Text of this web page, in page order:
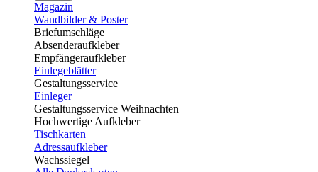
Magazin
Wandbilder & Poster
Briefumschläge
Absenderaufkleber
Empfängeraufkleber
Einlegeblätter
Gestaltungsservice
Einleger
Gestaltungsservice Weihnachten
Hochwertige Aufkleber
Tischkarten
Adressaufkleber
Wachssiegel